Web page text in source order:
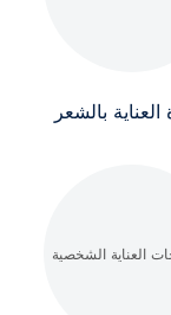
بالشعر